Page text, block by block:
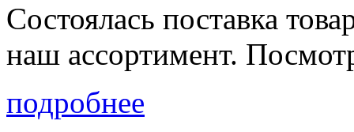
Состоялась поставка
наш ассортимент.
подробнее